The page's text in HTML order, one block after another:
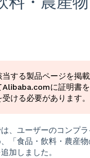
する製品ページを掲
Alibaba.comに証明書
ける必要があります。
、ユーザーのコンプラ
「食品・飲料・農産
加しました。